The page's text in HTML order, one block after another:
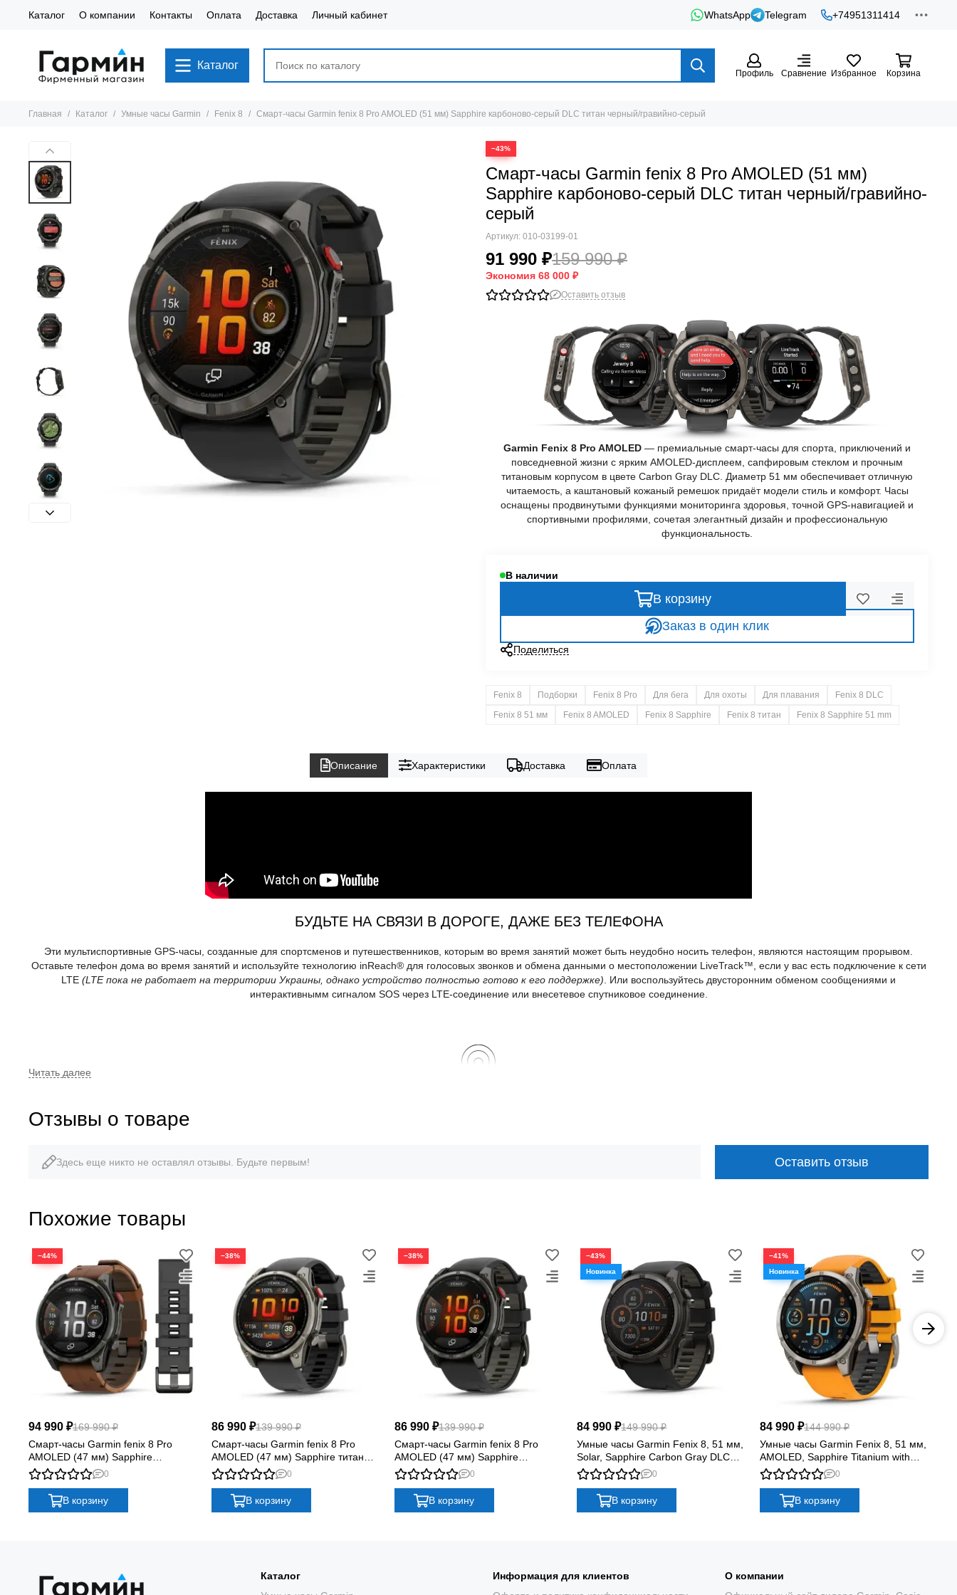
Каталог О компании Контакты Оплата Доставка Личный кабинет WhatsApp Telegram +74951311414
Каталог
Профиль Сравнение Избранное Корзина
Главная Каталог Умные часы Garmin Fenix 8 Смарт-часы Garmin fenix 8 Pro AMOLED (51 мм) Sapphire карбоново-серый DLC титан черный/гравийно-серый
−43%
Смарт-часы Garmin fenix 8 Pro AMOLED (51 мм)
Sapphire карбоново-серый DLC титан черный/гравийно-
серый
Артикул: 010-03199-01
91 990 ₽159 990 ₽
Экономия 68 000 ₽
Оставить отзыв
Garmin Fenix 8 Pro AMOLED — премиальные смарт-часы для спорта, приключений и
повседневной жизни с ярким AMOLED-дисплеем, сапфировым стеклом и прочным
титановым корпусом в цвете Carbon Gray DLC. Диаметр 51 мм обеспечивает отличную
читаемость, а каштановый кожаный ремешок придаёт модели стиль и комфорт. Часы
оснащены продвинутыми функциями мониторинга здоровья, точной GPS-навигацией и
спортивными профилями, сочетая элегантный дизайн и профессиональную
функциональность.
В наличии
В корзину
Заказ в один клик
Поделиться
Fenix 8 Подборки Fenix 8 Pro Для бега Для охоты Для плавания
Fenix 8 DLC
Fenix 8 51 мм
Fenix 8 AMOLED Fenix 8 Sapphire Fenix 8 титан Fenix 8 Sapphire 51 mm
Описание Характеристики Доставка Оплата
БУДЬТЕ НА СВЯЗИ В ДОРОГЕ, ДАЖЕ БЕЗ ТЕЛЕФОНА
Эти мультиспортивные GPS-часы, созданные для спортсменов и путешественников, которым во время занятий может быть неудобно носить телефон, являются настоящим прорывом.
Оставьте телефон дома во время занятий и используйте технологию inReach® для голосовых звонков и обмена данными о местоположении LiveTrack™, если у вас есть подключение к сети
LTE (LTE пока не работает на территории Украины, однако устройство полностью готово к его поддержке) . Или воспользуйтесь двусторонним обменом сообщениями и
интерактивнымм сигналом SOS через LTE-соединение или внесетевое спутниковое соединение.
ЯРКИЙ, ЧЕТКИЙ AMOLED-ДИСПЛЕЙ И ТИТАНОВЫЙ БЕЗЕЛЬ
РАСШИРЕННЫЕ ФУНКЦИИ ДЛЯ ТРЕНИРОВКИ И ПРОИЗВОДИТЕЛЬНОСТИ
LED-ФОНАРИК С РЕГУЛИРОВКОЙ ЯРКОСТИ
Отзывы о товаре
Здесь еще никто не оставлял отзывы. Будьте первым! Оставить отзыв
Похожие товары
−44%
94 990 ₽169 990 ₽
Смарт-часы Garmin fenix 8 Pro
AMOLED (47 мм) Sapphire
карбоново-серый DLC титан с
каштановым кожаным ремешком
0
В корзину
−38%
86 990 ₽139 990 ₽
Смарт-часы Garmin fenix 8 Pro
AMOLED (47 мм) Sapphire титан
графитовый/черный
0
В корзину
−38%
86 990 ₽139 990 ₽
Смарт-часы Garmin fenix 8 Pro
AMOLED (47 мм) Sapphire
карбоново-серый DLC титан
черный/гравийно-серый
0
В корзину
−43%
84 990 ₽149 990 ₽
Умные часы Garmin Fenix 8, 51 мм,
Solar, Sapphire Carbon Gray DLC
Titanium with Black/Pebble Gray
Silicone
0
В корзину
−41%
84 990 ₽144 990 ₽
Умные часы Garmin Fenix 8, 51 мм,
AMOLED, Sapphire Titanium with
spark orange/graphite silicone band
0
В корзину
Каталог
Информация для клиентов
О компании